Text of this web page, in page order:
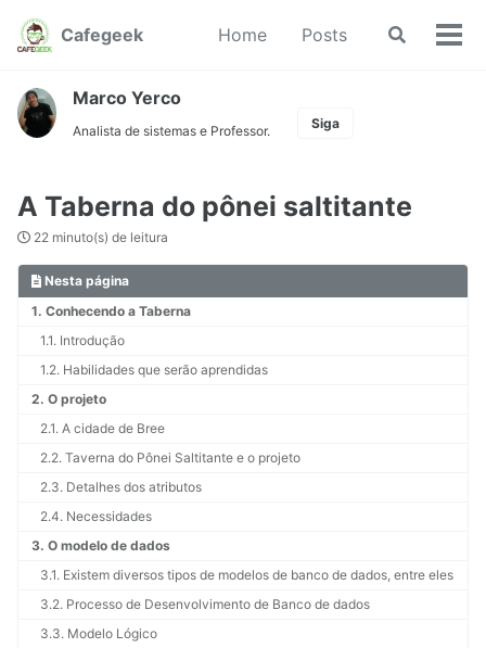
Pular
para
primária
Pular
para
Pular
para
Cafegeek Home Posts
Chavear
Marco Yerco
Analista de sistemas e Professor. Siga
A Taberna do pônei saltitante
22 minuto(s) de leitura
Nesta página
1. Conhecendo a Taberna
1.1. Introdução
1.2. Habilidades que serão aprendidas
2. O projeto
2.1. A cidade de Bree
2.2. Taverna do Pônei Saltitante e o projeto
2.3. Detalhes dos atributos
2.4. Necessidades
3. O modelo de dados
3.1. Existem diversos tipos de modelos de banco de dados, entre eles
3.2. Processo de Desenvolvimento de Banco de dados
3.3. Modelo Lógico